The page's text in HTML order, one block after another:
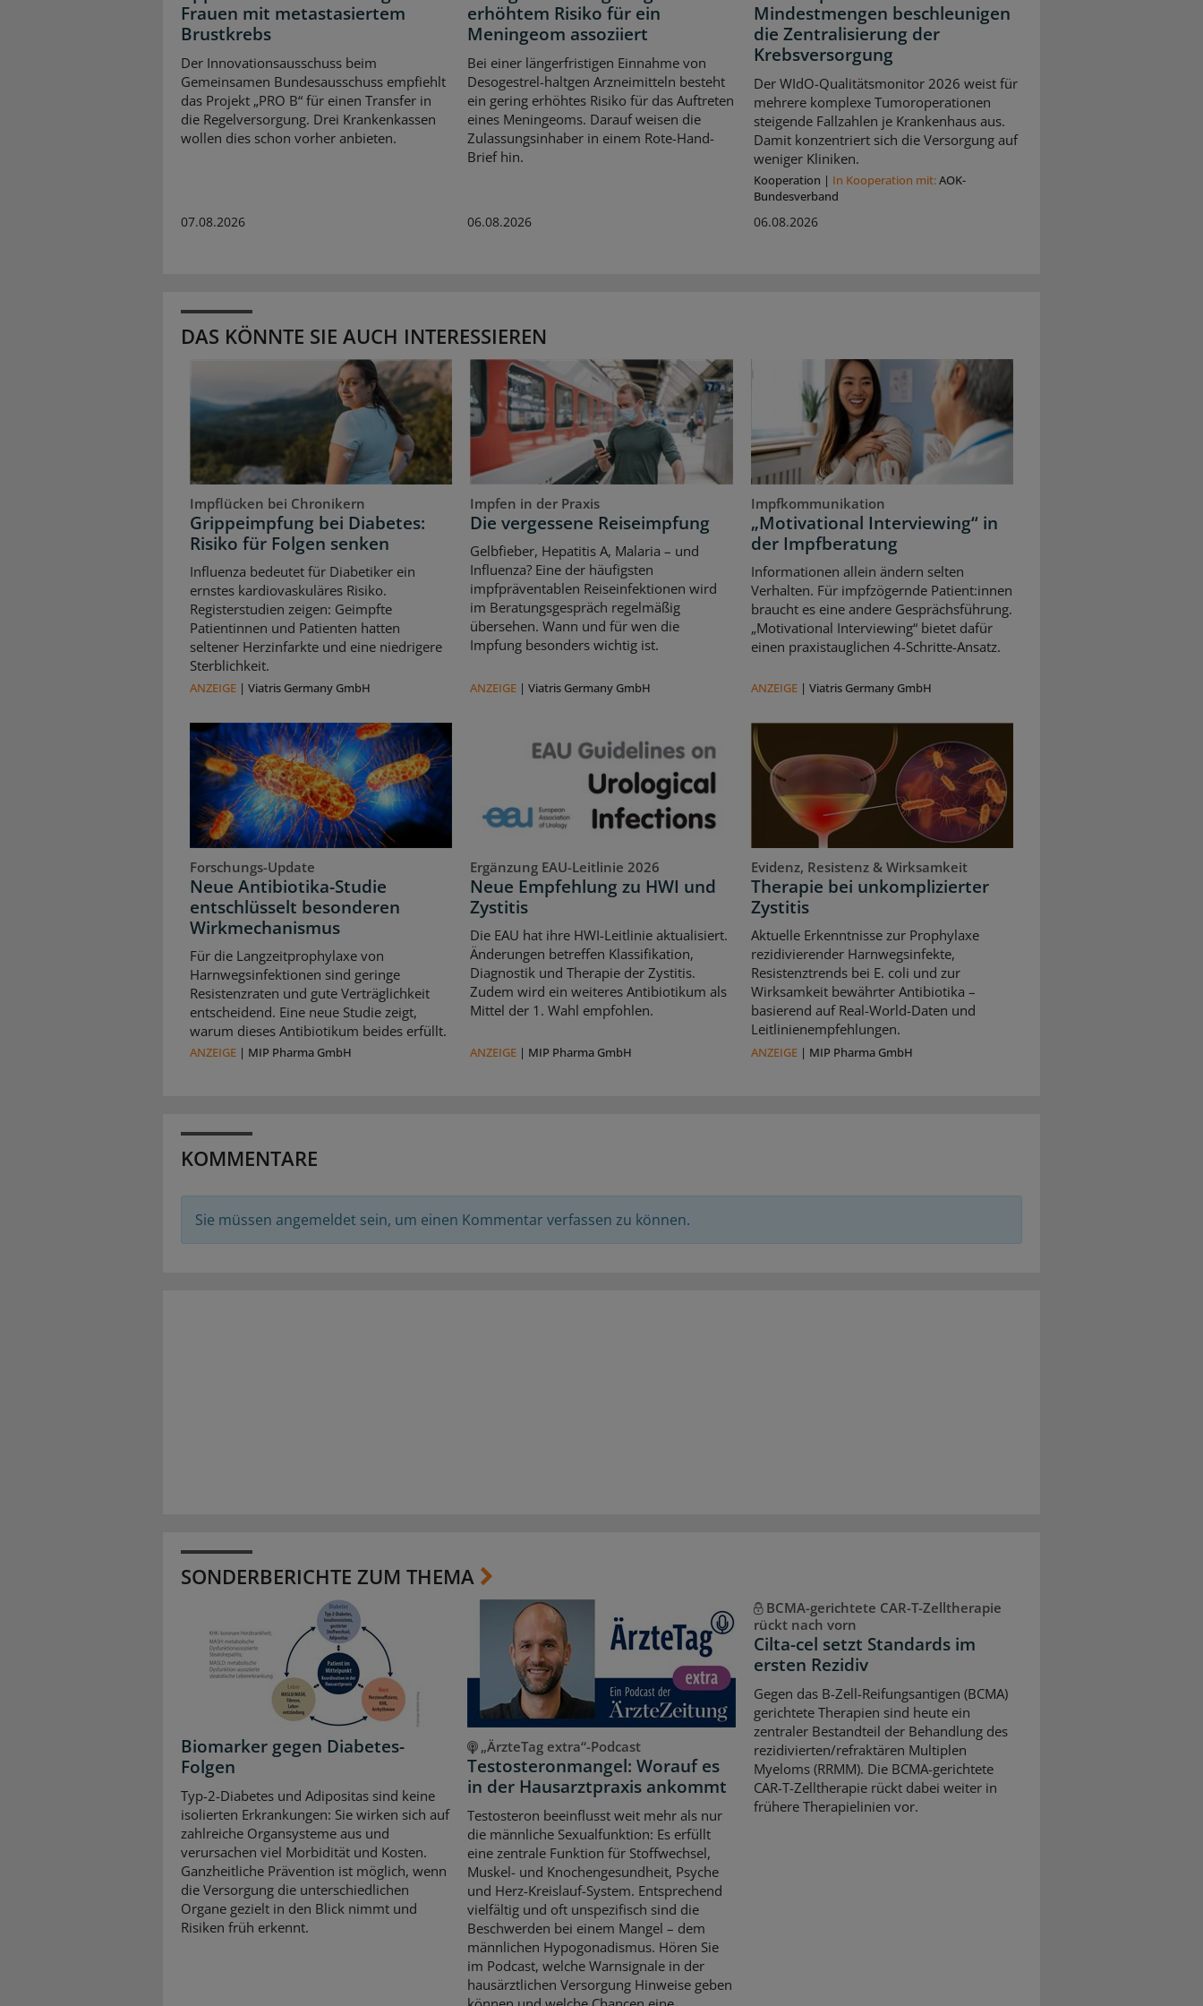
Frauen mit metastasiertem
Brustkrebs
Der Innovationsausschuss beim
Gemeinsamen Bundesausschuss empfiehlt
das Projekt „PRO B“ für einen Transfer in
die Regelversorgung. Drei Krankenkassen
wollen dies schon vorher anbieten.
07.08.2026
erhöhtem Risiko für ein
Meningeom assoziiert
Bei einer längerfristigen Einnahme von
Desogestrel-haltgen Arzneimitteln besteht
ein gering erhöhtes Risiko für das Auftreten
eines Meningeoms. Darauf weisen die
Zulassungsinhaber in einem Rote-Hand-
Brief hin.
06.08.2026
Mindestmengen beschleunigen
die Zentralisierung der
Krebsversorgung
Der WIdO-Qualitätsmonitor 2026 weist für
mehrere komplexe Tumoroperationen
steigende Fallzahlen je Krankenhaus aus.
Damit konzentriert sich die Versorgung auf
weniger Kliniken.
Kooperation | In Kooperation mit:AOK-
Bundesverband
06.08.2026
DAS KÖNNTE SIE AUCH INTERESSIEREN
Impflücken bei Chronikern
Grippeimpfung bei Diabetes:
Risiko für Folgen senken
Influenza bedeutet für Diabetiker ein
ernstes kardiovaskuläres Risiko.
Registerstudien zeigen: Geimpfte
Patientinnen und Patienten hatten
seltener Herzinfarkte und eine niedrigere
Sterblichkeit.
ANZEIGE | Viatris Germany GmbH
Impfen in der Praxis
Die vergessene Reiseimpfung
Gelbfieber, Hepatitis A, Malaria – und
Influenza? Eine der häufigsten
impfpräventablen Reiseinfektionen wird
im Beratungsgespräch regelmäßig
übersehen. Wann und für wen die
Impfung besonders wichtig ist.
ANZEIGE |Viatris Germany GmbH
Impfkommunikation
„Motivational Interviewing“ in
der Impfberatung
Informationen allein ändern selten
Verhalten. Für impfzögernde Patient:innen
braucht es eine andere Gesprächsführung.
„Motivational Interviewing“ bietet dafür
einen praxistauglichen 4-Schritte-Ansatz.
ANZEIGE| Viatris Germany GmbH
Forschungs-Update
Neue Antibiotika-Studie
entschlüsselt besonderen
Wirkmechanismus
Für die Langzeitprophylaxe von
Harnwegsinfektionen sind geringe
Resistenzraten und gute Verträglichkeit
entscheidend. Eine neue Studie zeigt,
warum dieses Antibiotikum beides erfüllt.
ANZEIGE | MIP Pharma GmbH
Ergänzung EAU-Leitlinie 2026
Neue Empfehlung zu HWI und
Zystitis
Die EAU hat ihre HWI-Leitlinie aktualisiert.
Änderungen betreffen Klassifikation,
Diagnostik und Therapie der Zystitis.
Zudem wird ein weiteres Antibiotikum als
Mittel der 1. Wahl empfohlen.
ANZEIGE | MIP Pharma GmbH
Evidenz, Resistenz & Wirksamkeit
Therapie bei unkomplizierter
Zystitis
Aktuelle Erkenntnisse zur Prophylaxe
rezidivierender Harnwegsinfekte,
Resistenztrends bei E. coli und zur
Wirksamkeit bewährter Antibiotika –
basierend auf Real-World-Daten und
Leitlinienempfehlungen.
ANZEIGE| MIP Pharma GmbH
KOMMENTARE
Sie müssen angemeldet sein, um einen Kommentar verfassen zu können.
SONDERBERICHTE ZUM THEMA
Biomarker gegen Diabetes-
Folgen
Typ-2-Diabetes und Adipositas sind keine
isolierten Erkrankungen: Sie wirken sich auf
zahlreiche Organsysteme aus und
verursachen viel Morbidität und Kosten.
Ganzheitliche Prävention ist möglich, wenn
die Versorgung die unterschiedlichen
Organe gezielt in den Blick nimmt und
Risiken früh erkennt.
„ÄrzteTag extra“-Podcast
Testosteronmangel: Worauf es
in der Hausarztpraxis ankommt
Testosteron beeinflusst weit mehr als nur
die männliche Sexualfunktion: Es erfüllt
eine zentrale Funktion für Stoffwechsel,
Muskel- und Knochengesundheit, Psyche
und Herz-Kreislauf-System. Entsprechend
vielfältig und oft unspezifisch sind die
Beschwerden bei einem Mangel – dem
männlichen Hypogonadismus. Hören Sie
im Podcast, welche Warnsignale in der
hausärztlichen Versorgung Hinweise geben
BCMA-gerichtete CAR-T-Zelltherapie
rückt nach vorn
Cilta-cel setzt Standards im
ersten Rezidiv
Gegen das B-Zell-Reifungsantigen (BCMA)
gerichtete Therapien sind heute ein
zentraler Bestandteil der Behandlung des
rezidivierten/refraktären Multiplen
Myeloms (RRMM). Die BCMA-gerichtete
CAR-T-Zelltherapie rückt dabei weiter in
frühere Therapielinien vor.